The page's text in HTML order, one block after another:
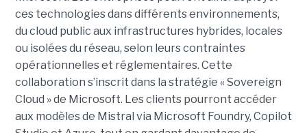
ces technologies dans différents environnements,
du cloud public aux infrastructures hybrides, locales
ou isolées du réseau, selon leurs contraintes
opérationnelles et réglementaires. Cette
collaboration s’inscrit dans la stratégie « Sovereign
Cloud » de Microsoft. Les clients pourront accéder
aux modèles de Mistral via Microsoft Foundry, Copilot